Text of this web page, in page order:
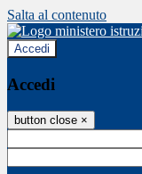
Salta al contenuto
Accedi
Accedi
button close ×